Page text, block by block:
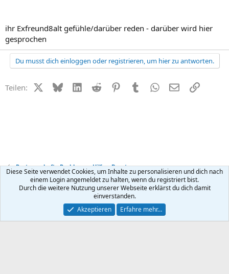
ihr Exfreund8alt gefühle/darüber reden - darüber wird hier
gesprochen
Du musst dich einloggen oder registrieren, um hier zu antworten.
Teilen: X (Twitter)
BlueskyLinkedIn
Reddit PinterestTumblr WhatsApp
E-MailLink
Partnerschafts-Probleme - Hilfe + Beratung
Kontakt Nutzungsbedingungen Datenschutz Hilfe
R
Community platform by XenForo ® © 2010-2026 XenForo Ltd.
Diese Seite verwendet Cookies, um Inhalte zu personalisieren und dich nach
einem Login angemeldet zu halten, wenn du registriert bist.
Durch die weitere Nutzung unserer Webseite erklärst du dich damit
einverstanden.
Akzeptieren
Erfahre mehr…